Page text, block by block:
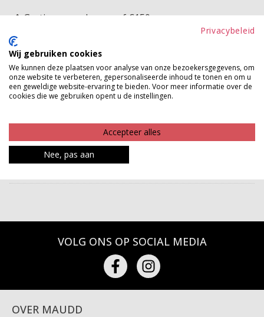
Gratis verzenden vanaf €150,-
Bekijk voorraad winkel
Glitter and glam met deze parels! Deze prachtige
Met deze leukerds pak je meteen de shine!
Product kenmerken
VOLG ONS OP SOCIAL MEDIA
OVER MAUDD
Privacybeleid
Wij gebruiken cookies
We kunnen deze plaatsen voor analyse van onze bezoekersgegevens, om
onze website te verbeteren, gepersonaliseerde inhoud te tonen en om u
een geweldige website-ervaring te bieden. Voor meer informatie over de
cookies die we gebruiken opent u de instellingen.
Accepteer alles
Nee, pas aan